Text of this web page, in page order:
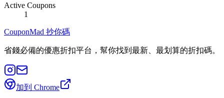
Active Coupons
1
CouponMad 抄你碼
省錢必備的優惠折扣平台，幫你找到最新、最划算的折扣碼。
加到 Chrome